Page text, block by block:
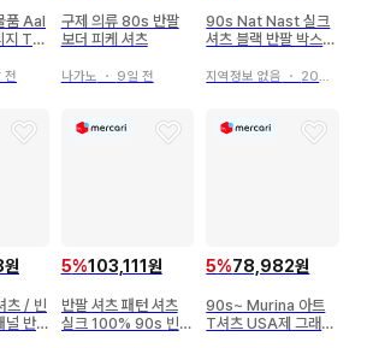
품 Aal
지 T셔
전
구제 의류 80s 반팔
보더 피케 셔츠
나가노 ・ 9일 전
90s Nat Nast 실크
셔츠 블랙 반팔 박스
지역정보 없음 ・ 20일 전
츠 / 빈
널 반
5%103,111원
반팔 셔츠 패턴 셔츠
실크 100% 90s 빈티
5%78,982원
90s~ Murina 아트
T셔츠 USA제 그래픽